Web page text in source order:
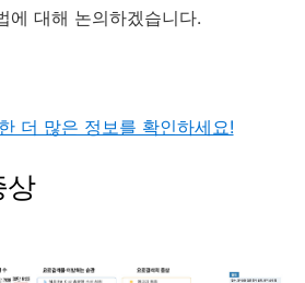
에 대해 논의하겠습니다.
더 많은 정보를 확인하세요!
상